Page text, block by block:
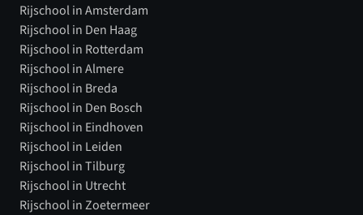
Rijschool in Amsterdam
Rijschool in Den Haag
Rijschool in Rotterdam
Rijschool in Almere
Rijschool in Breda
Rijschool in Den Bosch
Rijschool in Eindhoven
Rijschool in Leiden
Rijschool in Tilburg
Rijschool in Utrecht
Rijschool in Zoetermeer